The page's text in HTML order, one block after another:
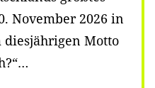
November 2026 in
diesjährigen Motto